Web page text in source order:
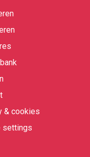
& cookies
settings